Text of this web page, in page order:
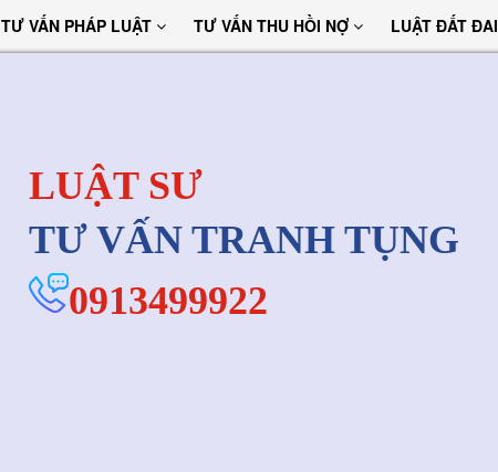
TƯ VẤN PHÁP LUẬT TƯ VẤN THU HỒI NỢ LUẬT ĐẤT ĐAI
LUẬT SƯ
TƯ VẤN TRANH TỤNG
0913499922